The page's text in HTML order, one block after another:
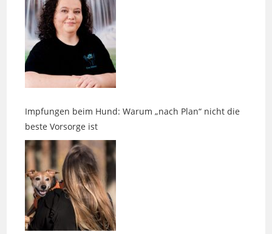
Impfungen beim Hund: Warum „nach Plan“ nicht die
Zwischen Edelsteinen, Räucherduft und einem Hauch